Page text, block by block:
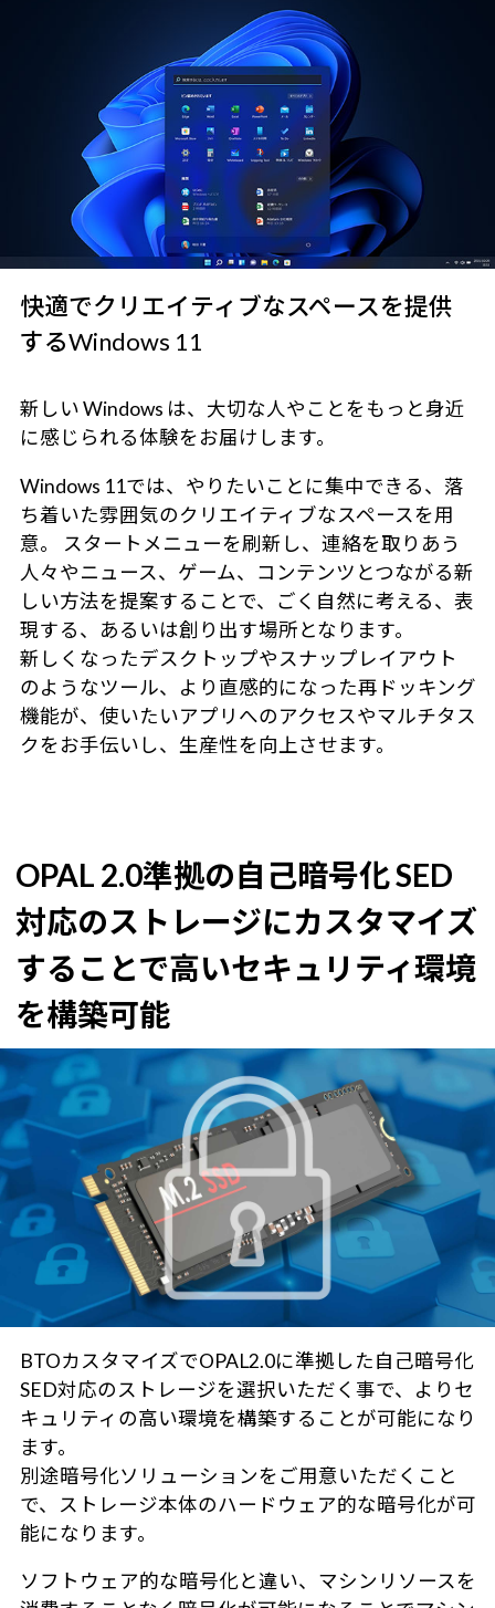
快適でクリエイティブなスペースを提供
するWindows 11
新しい Windows は、大切な人やことをもっと身近
に感じられる体験をお届けします。
Windows 11では、やりたいことに集中できる、落
ち着いた雰囲気のクリエイティブなスペースを用
意。 スタートメニューを刷新し、連絡を取りあう
人々やニュース、ゲーム、コンテンツとつながる新
しい方法を提案することで、ごく自然に考える、表
現する、あるいは創り出す場所となります。
新しくなったデスクトップやスナップレイアウト
のようなツール、より直感的になった再ドッキング
機能が、使いたいアプリへのアクセスやマルチタス
クをお手伝いし、生産性を向上させます。
OPAL 2.0準拠の自己暗号化 SED
対応のストレージにカスタマイズ
することで高いセキュリティ環境
を構築可能
BTOカスタマイズでOPAL2.0に準拠した自己暗号化
SED対応のストレージを選択いただく事で、よりセ
キュリティの高い環境を構築することが可能になり
ます。
別途暗号化ソリューションをご用意いただくこと
で、ストレージ本体のハードウェア的な暗号化が可
能になります。
ソフトウェア的な暗号化と違い、マシンリソースを